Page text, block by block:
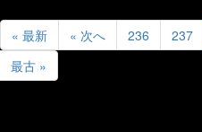
« 最新 « 次へ 236 237
最古 »